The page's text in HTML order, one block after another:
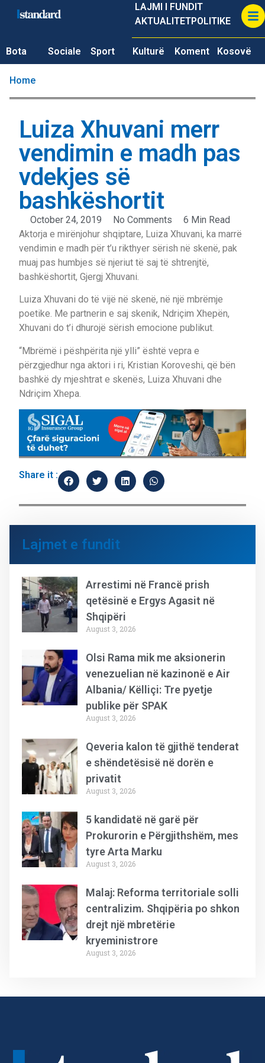
LAJMI I FUNDIT
AKTUALITETPOLITIKE
Bota Sociale Sport Kulturë Koment Kosovë
Home
Luiza Xhuvani merr
vendimin e madh pas
vdekjes së
bashkëshortit
October 24, 2019 No Comments
6 Min Read
Aktorja e mirënjohur shqiptare, Luiza Xhuvani, ka marrë
vendimin e madh për t’u rikthyer sërish në skenë, pak
muaj pas humbjes së njeriut të saj të shtrenjtë,
bashkëshortit, Gjergj Xhuvani.
Luiza Xhuvani do të vijë në skenë, në një mbrëmje
poetike. Me partnerin e saj skenik, Ndriçim Xhepën,
Xhuvani do t’i dhurojë sërish emocione publikut.
“Mbrëmë i pëshpërita një ylli” është vepra e
përzgjedhur nga aktori i ri, Kristian Koroveshi, që bën
bashkë dy mjeshtrat e skenës, Luiza Xhuvani dhe
Ndriçim Xhepa.
Share it :
Lajmet e fundit
Arrestimi në Francë prish
qetësinë e Ergys Agasit në
Shqipëri
August 3, 2026
Olsi Rama mik me aksionerin
venezuelian në kazinonë e Air
Albania/ Këlliçi: Tre pyetje
publike për SPAK
August 3, 2026
Qeveria kalon të gjithë tenderat
e shëndetësisë në dorën e
privatit
August 3, 2026
5 kandidatë në garë për
Prokurorin e Përgjithshëm, mes
tyre Arta Marku
August 3, 2026
Malaj: Reforma territoriale solli
centralizim. Shqipëria po shkon
drejt një mbretërie
kryeministrore
August 3, 2026